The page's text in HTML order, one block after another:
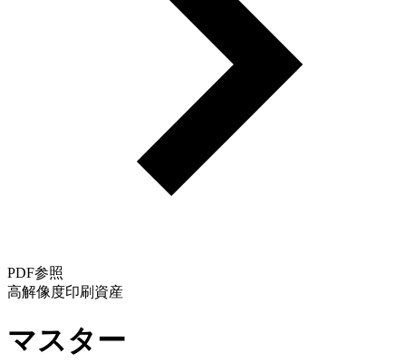
PDF参照
高解像度印刷資産
マスター